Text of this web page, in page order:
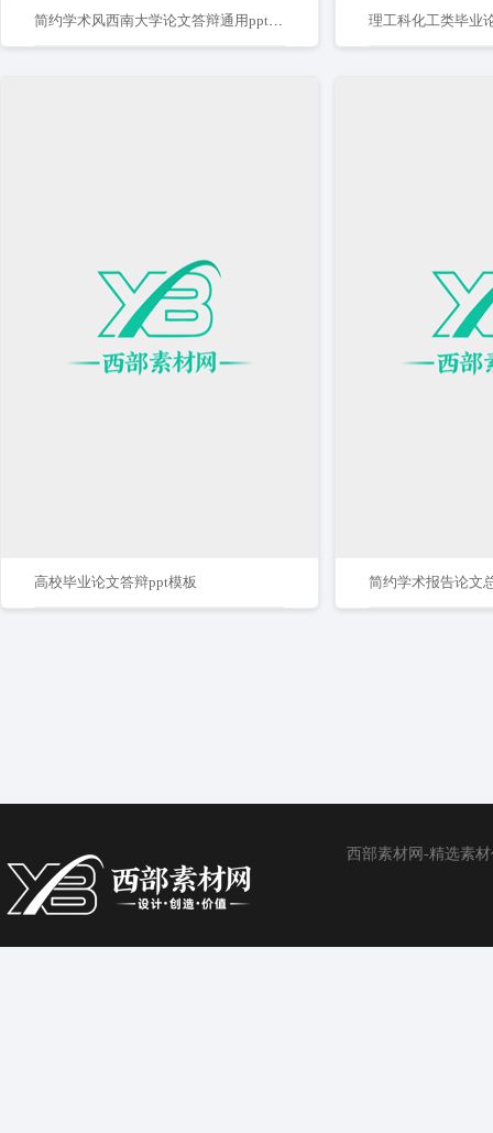
简约学术风西南大学论文答辩通用ppt模板 理工科化工类毕业
高校毕业论文答辩ppt模板
西部素材网-精选素